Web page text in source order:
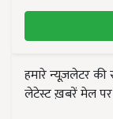
हमारे न्यूज़लेटर
लेटेस्ट ख़बरें मेल